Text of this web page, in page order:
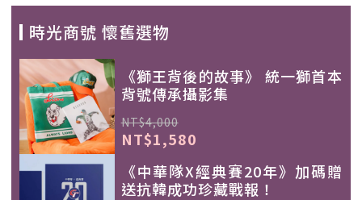
時光商號 懷舊選物
《獅王背後的故事》 統一獅首本
背號傳承攝影集
NT$4,000
NT$1,580
《中華隊X經典賽20年》加碼贈
送抗韓成功珍藏戰報！